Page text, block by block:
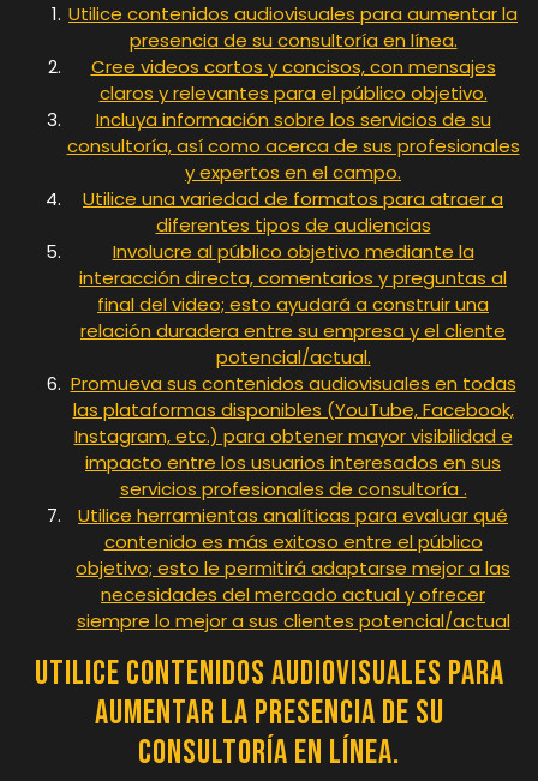
Utilice contenidos audiovisuales para aumentar la
presencia de su consultoría en línea.
Cree videos cortos y concisos, con mensajes
claros y relevantes para el público objetivo.
Incluya información sobre los servicios de su
consultoría, así como acerca de sus profesionales
y expertos en el campo.
Utilice una variedad de formatos para atraer a
diferentes tipos de audiencias
Involucre al público objetivo mediante la
interacción directa, comentarios y preguntas al
final del video; esto ayudará a construir una
relación duradera entre su empresa y el cliente
potencial/actual.
Promueva sus contenidos audiovisuales en todas
las plataformas disponibles (YouTube, Facebook,
Instagram, etc.) para obtener mayor visibilidad e
impacto entre los usuarios interesados ​​en sus
servicios profesionales de consultoría .
Utilice herramientas analíticas para evaluar qué
contenido es más exitoso entre el público
objetivo; esto le permitirá adaptarse mejor a las
necesidades del mercado actual y ofrecer
siempre lo mejor a sus clientes potencial/actual
Utilice contenidos audiovisuales para
aumentar la presencia de su
consultoría en línea.